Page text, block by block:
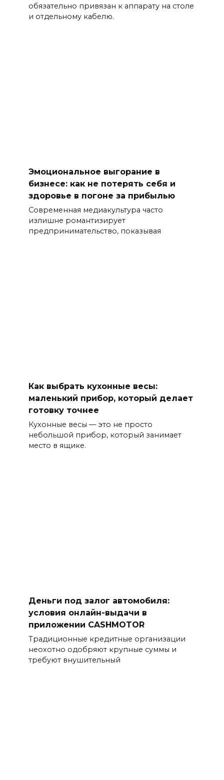
обязательно привязан к аппарату на столе
и отдельному кабелю.
Эмоциональное выгорание в
бизнесе: как не потерять себя и
здоровье в погоне за прибылью
Современная медиакультура часто
излишне романтизирует
предпринимательство, показывая
Как выбрать кухонные весы:
маленький прибор, который делает
готовку точнее
Кухонные весы — это не просто
небольшой прибор, который занимает
место в ящике.
Деньги под залог автомобиля:
условия онлайн-выдачи в
приложении CASHMOTOR
Традиционные кредитные организации
неохотно одобряют крупные суммы и
требуют внушительный